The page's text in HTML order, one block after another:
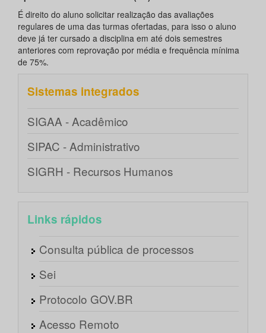
É direito do aluno solicitar realização das avaliações
regulares de uma das turmas ofertadas, para isso o aluno
deve já ter cursado a disciplina em até dois semestres
anteriores com reprovação por média e frequência mínima
de 75%.
Sistemas integrados
SIGAA - Acadêmico
SIPAC - Administrativo
SIGRH - Recursos Humanos
Links rápidos
Consulta pública de processos
Sei
Protocolo GOV.BR
Acesso Remoto